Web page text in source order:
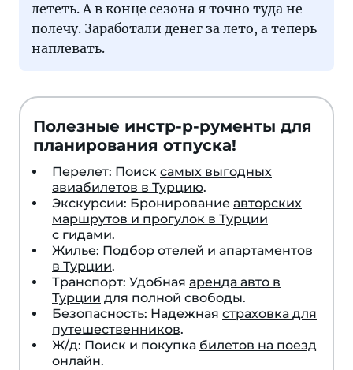
лететь. А в конце сезона я точно туда не
полечу. Заработали денег за лето, а теперь
наплевать.
Полезные инстр-р-рументы для
планирования отпуска!
Перелет: Поиск самых выгодных
авиабилетов в Турцию.
Экскурсии: Бронирование авторских
маршрутов и прогулок в Турции
с гидами.
Жилье: Подбор отелей и апартаментов
в Турции.
Транспорт: Удобная аренда авто в
Турции для полной свободы.
Безопасность: Надежная страховка для
путешественников.
Ж/д: Поиск и покупка билетов на поезд
онлайн.